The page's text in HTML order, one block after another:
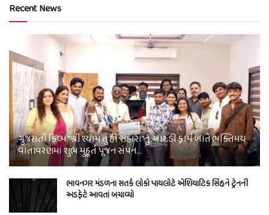
Recent News
ગુજરાતી ફિલ્મ “શ્રી શ્યામ તું હી સહારા”નું આર.ડી ફાર્મ ખાતે ભક્તિમય
વાતાવરણમાં શુભ મુહૂર્ત પૂજન સંપન…
ભાવનગર મંડળના સતર્ક લોકો પાયલોટે એશિયાટિક સિંહને ટ્રેનની
અડફેટે આવતાં બચાવ્યો